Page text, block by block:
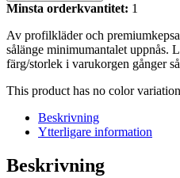
Minsta orderkvantitet: 1
Av profilkläder och
sålänge minimumantalet uppnås.
färg/storlek i varukorgen gånger
This product has no color
Beskrivning
Ytterligare information
Beskrivning